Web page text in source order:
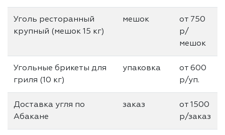
Уголь ресторанный
крупный (мешок 15 кг)
мешок
от 750
р/
мешок
Угольные брикеты для
гриля (10 кг)
упаковка
от 600
р/уп.
Доставка угля по
Абакане
заказ
от 1500
р/заказ